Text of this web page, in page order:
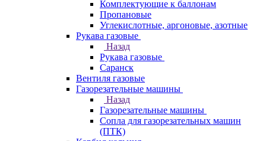
Комплектующие к баллонам
Пропановые
Углекислотные, аргоновые, азотные
Рукава газовые
Назад
Рукава газовые
Саранск
Вентиля газовые
Газорезательные машины
Назад
Газорезательные машины
Сопла для газорезательных машин
(ПТК)